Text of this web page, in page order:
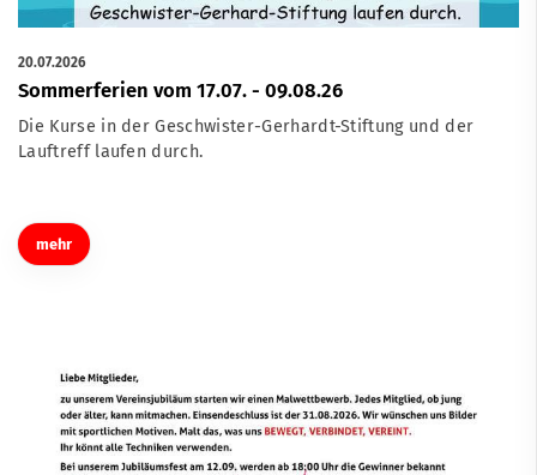
20.07.2026
Sommerferien vom 17.07. - 09.08.26
Die Kurse in der Geschwister-Gerhardt-Stiftung und der
Lauftreff laufen durch.
mehr